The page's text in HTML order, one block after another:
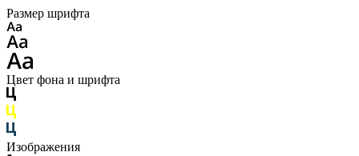
Размер шрифта
Цвет фона и шрифта
Изображения